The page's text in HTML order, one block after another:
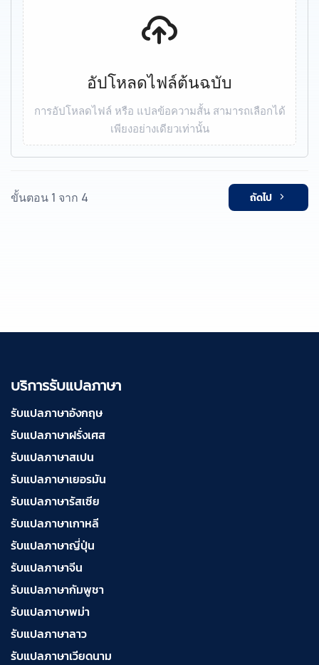
อัปโหลดไฟล์ต้นฉบับ
การอัปโหลดไฟล์ หรือ แปลข้อความสั้น สามารถเลือกได้
เพียงอย่างเดียวเท่านั้น
ขั้นตอน 1 จาก 4 ถัดไป
บริการรับแปลภาษา
รับแปลภาษาอังกฤษ
รับแปลภาษาฝรั่งเศส
รับแปลภาษาสเปน
รับแปลภาษาเยอรมัน
รับแปลภาษารัสเซีย
รับแปลภาษาเกาหลี
รับแปลภาษาญี่ปุ่น
รับแปลภาษาจีน
รับแปลภาษากัมพูชา
รับแปลภาษาพม่า
รับแปลภาษาลาว
รับแปลภาษาเวียดนาม